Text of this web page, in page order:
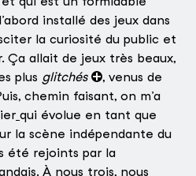
installé des jeux dans
la curiosité du public et
Ça allait de jeux très beaux,
plus glitchés
, venus de
chemin faisant, on m’a
qui évolue en tant que
la scène indépendante du
été rejoints par la
À nous trois, nous